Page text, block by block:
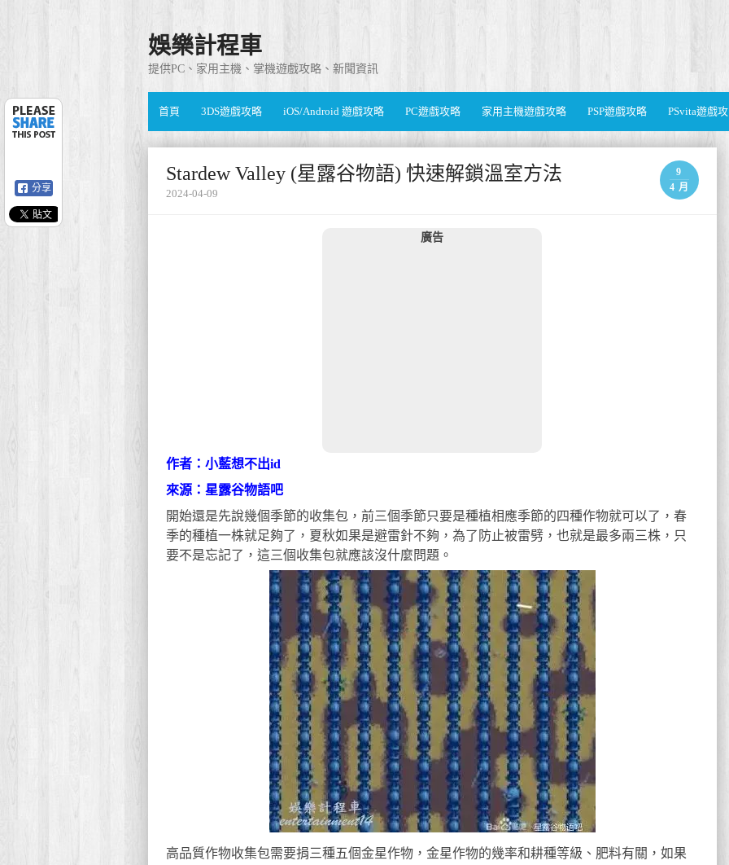
娛樂計程車
提供PC、家用主機、掌機遊戲攻略、新聞資訊
首頁 3DS遊戲攻略 iOS/Android 遊戲攻略 PC遊戲攻略 家用主機遊戲攻略 PSP遊戲攻略 PSvita遊戲
Stardew Valley (星露谷物語) 快速解鎖溫室方法
9
4 月
2024-04-09
廣告
作者：小藍想不出id
來源：星露谷物語吧
開始還是先說幾個季節的收集包，前三個季節只要是種植相應季節的四種作物就可以了，春
季的種植一株就足夠了，夏秋如果是避雷針不夠，為了防止被雷劈，也就是最多兩三株，只
要不是忘記了，這三個收集包就應該沒什麼問題。
高品質作物收集包需要捐三種五個金星作物，金星作物的幾率和耕種等級、肥料有關，如果
分享